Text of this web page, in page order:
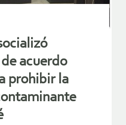
acuerdo
prohibir la